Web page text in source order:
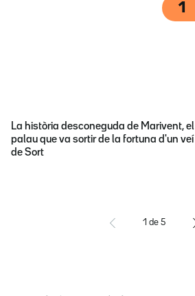
1
La història desconeguda de Marivent, el
palau que va sortir de la fortuna d'un veí
de Sort
1 de 5